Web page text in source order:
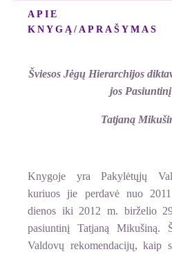
APIE
KNYGĄ/APRAŠYMAS
Šviesos Jėgų Hierarchijos
jos Pasiuntinį
Tatjaną
Knygoje yra Pakylėtųjų
kuriuos jie perdavė nuo
dienos iki 2012 m. birželio
pasiuntinį Tatjaną Mikušiną.
Valdovų rekomendacijų, kaip